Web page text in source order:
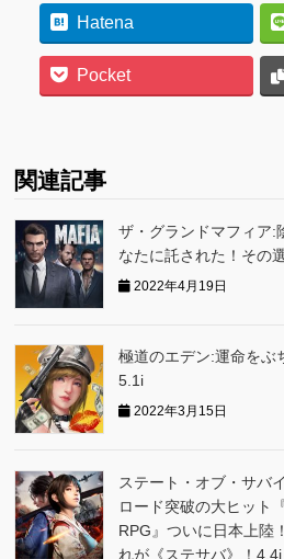
Hatena
Pocket
関連記事
ザ・グランドマフィア:
なたに託された！その
2022年4月19日
極道のエデン:運命をぶ
5.1i
2022年3月15日
ステート・オブ・サバ
ロード突破の大ヒット
RPG』ついに日本上陸
れが《ステサバ》！4.4i